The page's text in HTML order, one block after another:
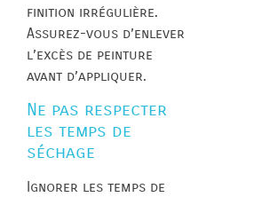
finition irrégulière.
Assurez-vous d’enlever
l’excès de peinture
avant d’appliquer.
Ne pas respecter
les temps de
séchage
Ignorer les temps de